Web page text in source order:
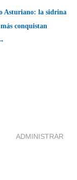
Asturiano: la sidrina
conquistan
ADMINISTRAR